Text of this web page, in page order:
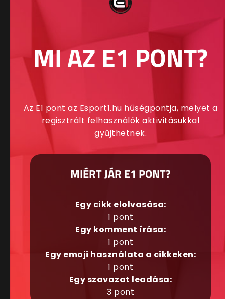
MI AZ E1 PONT?
Az E1 pont az Esport1.hu hűségpontja, melyet a
regisztrált felhasználók aktivitásukkal
gyűjthetnek.
MIÉRT JÁR E1 PONT?
Egy cikk elolvasása:
1 pont
Egy komment írása:
1 pont
Egy emoji használata a cikkeken:
1 pont
Egy szavazat leadása:
3 pont